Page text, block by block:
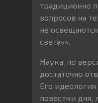
традиционно
вопросов на
не
света»».
Наука, по
достаточно
Его
повестки дня,